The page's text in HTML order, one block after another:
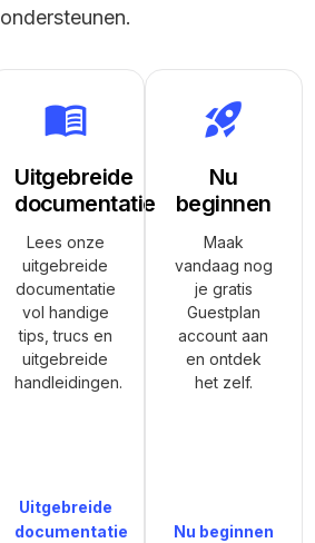
ondersteunen.
Uitgebreide
documentatie
Lees onze
uitgebreide
documentatie
vol handige
tips, trucs en
uitgebreide
handleidingen.
Uitgebreide
documentatie
Nu
beginnen
Maak
vandaag nog
je gratis
Guestplan
account aan
en ontdek
het zelf.
Nu beginnen